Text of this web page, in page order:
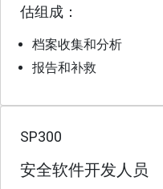
估组成：
档案收集和分析
报告和补救
SP300
安全软件开发人员